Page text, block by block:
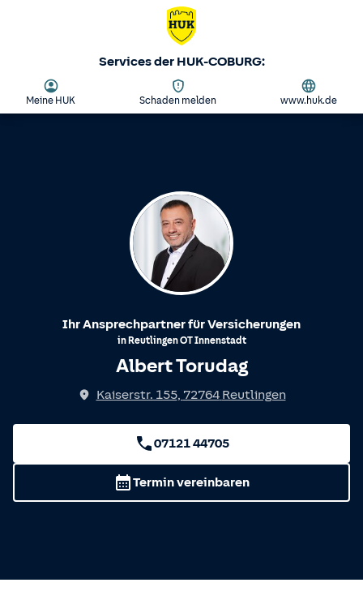
Services der HUK-COBURG:
Meine HUK Schaden melden www.huk.de
Ihr Ansprechpartner für Versicherungen
in ReutlingenOTInnenstadt
Albert Torudag
Kaiserstr. 155, 72764 Reutlingen
07121 44705
Termin vereinbaren